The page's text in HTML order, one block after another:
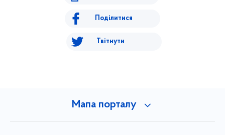
Поділитися
Твітнути
Мапа порталу